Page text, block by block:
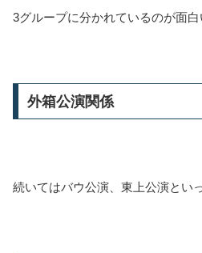
3グループに分かれているのが面白
外箱公演関係
続いてはバウ公演、東上公演とい